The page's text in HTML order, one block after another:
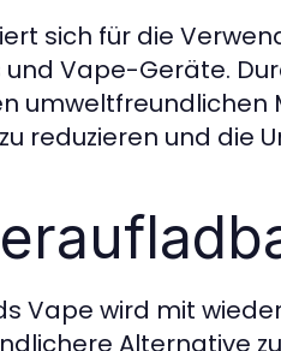
sich für die
und Vape-Geräte.
umweltfreundlichen
reduzieren und die
Vape wird mit
Alternative